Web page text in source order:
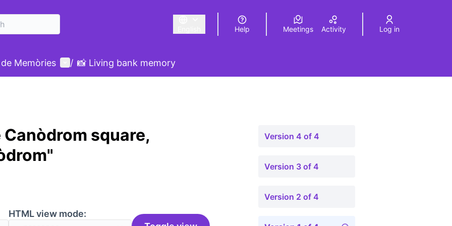
Triar la llengua Elegir el idiomaChoose language
Help Meetings Activity Log in
Memòries User menu
/ 📸 Living bank memory
square,
HTML view mode:
Version 4 of 4
Version 3 of 4
Version 2 of 4